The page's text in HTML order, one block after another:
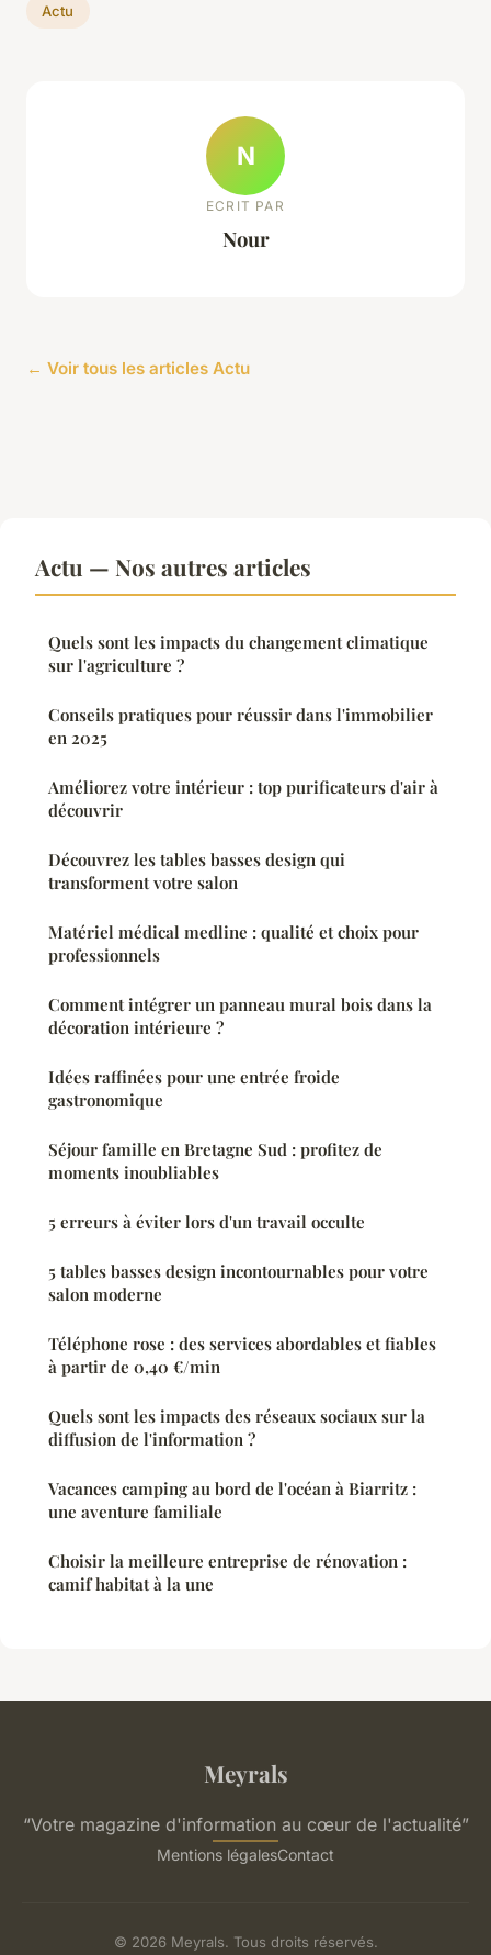
Actu
N
ECRIT PAR
Nour
← Voir tous les articles Actu
Actu — Nos autres articles
Quels sont les impacts du changement climatique
sur l'agriculture ?
Conseils pratiques pour réussir dans l'immobilier
en 2025
Améliorez votre intérieur : top purificateurs d'air à
découvrir
Découvrez les tables basses design qui
transforment votre salon
Matériel médical medline : qualité et choix pour
professionnels
Comment intégrer un panneau mural bois dans la
décoration intérieure ?
Idées raffinées pour une entrée froide
gastronomique
Séjour famille en Bretagne Sud : profitez de
moments inoubliables
5 erreurs à éviter lors d'un travail occulte
5 tables basses design incontournables pour votre
salon moderne
Téléphone rose : des services abordables et fiables
à partir de 0,40 €/min
Quels sont les impacts des réseaux sociaux sur la
diffusion de l'information ?
Vacances camping au bord de l'océan à Biarritz :
une aventure familiale
Choisir la meilleure entreprise de rénovation :
camif habitat à la une
Meyrals
“Votre magazine d'information au cœur de l'actualité”
Mentions légalesContact
© 2026 Meyrals. Tous droits réservés.